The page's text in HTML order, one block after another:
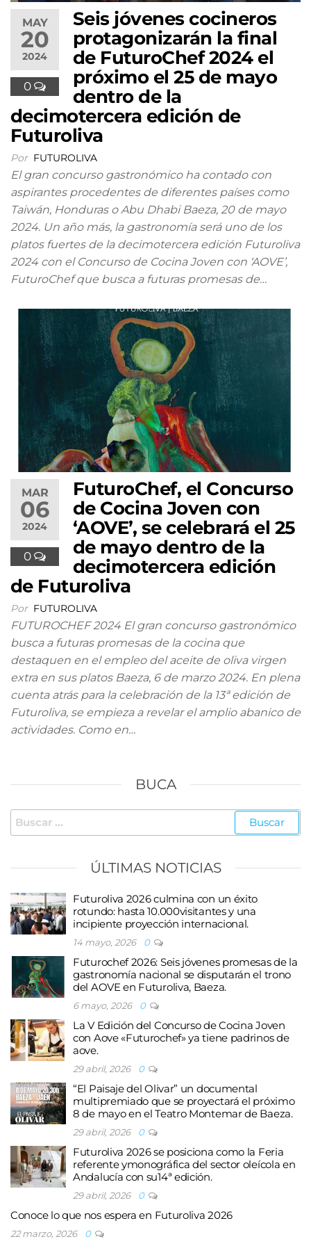
MAY
20
2024
0
Seis jóvenes cocineros
protagonizarán la final
de FuturoChef 2024 el
próximo el 25 de mayo
dentro de la
decimotercera edición de
Futuroliva
Por FUTUROLIVA
El gran concurso gastronómico ha contado con
aspirantes procedentes de diferentes países como
Taiwán, Honduras o Abu Dhabi Baeza, 20 de mayo
2024. Un año más, la gastronomía será uno de los
platos fuertes de la decimotercera edición Futuroliva
2024 con el Concurso de Cocina Joven con ‘AOVE’,
FuturoChef que busca a futuras promesas de…
MAR
06
2024
0
FuturoChef, el Concurso
de Cocina Joven con
‘AOVE’, se celebrará el 25
de mayo dentro de la
decimotercera edición
de Futuroliva
Por FUTUROLIVA
FUTUROCHEF 2024 El gran concurso gastronómico
busca a futuras promesas de la cocina que
destaquen en el empleo del aceite de oliva virgen
extra en sus platos Baeza, 6 de marzo 2024. En plena
cuenta atrás para la celebración de la 13ª edición de
Futuroliva, se empieza a revelar el amplio abanico de
actividades. Como en…
BUCA
Buscar:
ÚLTIMAS NOTICIAS
Futuroliva 2026 culmina con un éxito
rotundo: hasta 10.000visitantes y una
incipiente proyección internacional.
14 mayo, 2026 0
Futurochef 2026: Seis jóvenes promesas de la
gastronomía nacional se disputarán el trono
del AOVE en Futuroliva, Baeza.
6 mayo, 2026 0
La V Edición del Concurso de Cocina Joven
con Aove «Futurochef» ya tiene padrinos de
aove.
29 abril, 2026 0
“El Paisaje del Olivar” un documental
multipremiado que se proyectará el próximo
8 de mayo en el Teatro Montemar de Baeza.
29 abril, 2026 0
Futuroliva 2026 se posiciona como la Feria
referente ymonográfica del sector oleícola en
Andalucía con su14ª edición.
29 abril, 2026 0
Conoce lo que nos espera en Futuroliva 2026
22 marzo, 2026 0